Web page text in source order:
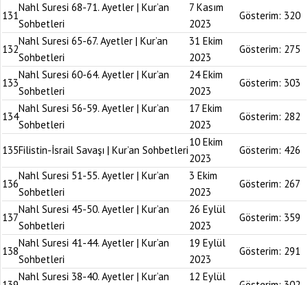
131
Nahl Suresi 68-71. Ayetler | Kur’an
Sohbetleri
7 Kasım
2023
Gösterim: 320
132
Nahl Suresi 65-67. Ayetler | Kur’an
Sohbetleri
31 Ekim
2023
Gösterim: 275
133
Nahl Suresi 60-64. Ayetler | Kur’an
Sohbetleri
24 Ekim
2023
Gösterim: 303
134
Nahl Suresi 56-59. Ayetler | Kur’an
Sohbetleri
17 Ekim
2023
Gösterim: 282
135Filistin-İsrail Savaşı | Kur’an Sohbetleri
10 Ekim
2023
Gösterim: 426
136
Nahl Suresi 51-55. Ayetler | Kur’an
Sohbetleri
3 Ekim
2023
Gösterim: 267
137
Nahl Suresi 45-50. Ayetler | Kur’an
Sohbetleri
26 Eylül
2023
Gösterim: 359
138
Nahl Suresi 41-44. Ayetler | Kur’an
Sohbetleri
19 Eylül
2023
Gösterim: 291
Nahl Suresi 38-40. Ayetler | Kur’an
12 Eylül